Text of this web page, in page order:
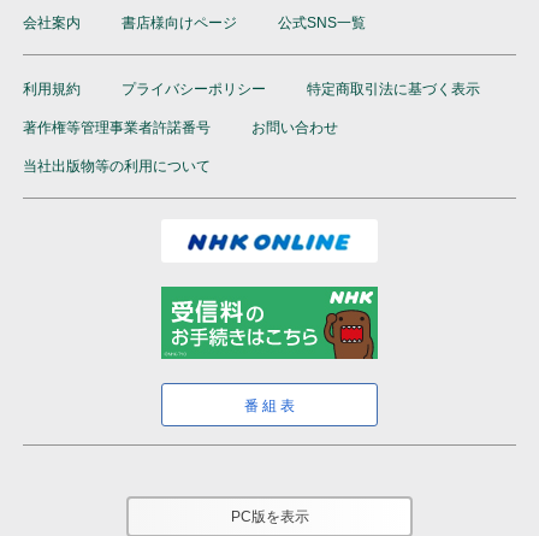
会社案内 書店様向けページ 公式SNS一覧
利用規約 プライバシーポリシー 特定商取引法に基づく表示
著作権等管理事業者許諾番号 お問い合わせ
当社出版物等の利用について
番組表
PC版を表示